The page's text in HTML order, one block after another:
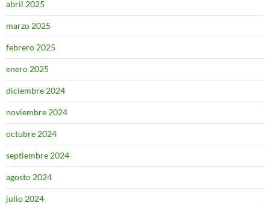
abril 2025
marzo 2025
febrero 2025
enero 2025
diciembre 2024
noviembre 2024
octubre 2024
septiembre 2024
agosto 2024
julio 2024